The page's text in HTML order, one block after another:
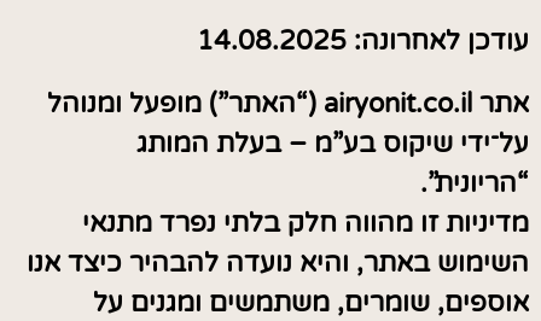
עודכן לאחרונה: 14.08.2025
אתר airyonit.co.il (“האתר”) מופעל ומנוהל
על־ידי שיקוס בע”מ – בעלת המותג
“הריונית”.
מדיניות זו מהווה חלק בלתי נפרד מתנאי
השימוש באתר, והיא נועדה להבהיר כיצד אנו
אוספים, שומרים, משתמשים ומגנים על